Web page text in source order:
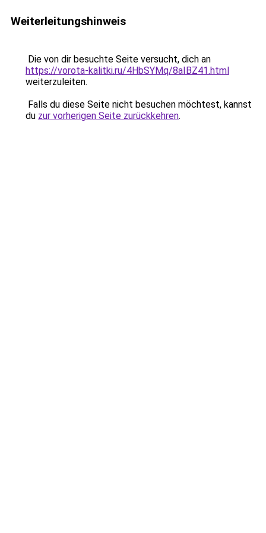
Weiterleitungshinweis
Die von dir besuchte Seite versucht, dich an
https://vorota-kalitki.ru/4HbSYMq/8aIBZ41.html
weiterzuleiten.
Falls du diese Seite nicht besuchen möchtest, kannst
du zur vorherigen Seite zurückkehren.